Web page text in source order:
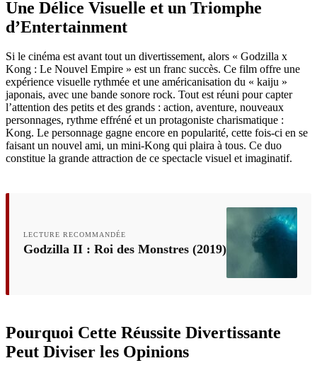
Une Délice Visuelle et un Triomphe
d’Entertainment
Si le cinéma est avant tout un divertissement, alors « Godzilla x
Kong : Le Nouvel Empire » est un franc succès. Ce film offre une
expérience visuelle rythmée et une américanisation du « kaiju »
japonais, avec une bande sonore rock. Tout est réuni pour capter
l’attention des petits et des grands : action, aventure, nouveaux
personnages, rythme effréné et un protagoniste charismatique :
Kong. Le personnage gagne encore en popularité, cette fois-ci en se
faisant un nouvel ami, un mini-Kong qui plaira à tous. Ce duo
constitue la grande attraction de ce spectacle visuel et imaginatif.
LECTURE RECOMMANDÉE
Godzilla II : Roi des Monstres (2019)
Pourquoi Cette Réussite Divertissante
Peut Diviser les Opinions